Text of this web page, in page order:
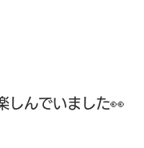
しんでいました👀